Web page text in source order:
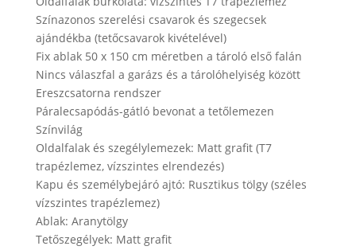
Színazonos szerelési csavarok és szegecsek
ajándékba (tetőcsavarok kivételével)
Fix ablak 50 x 150 cm méretben a tároló első falán
Nincs válaszfal a garázs és a tárolóhelyiség között
Ereszcsatorna rendszer
Páralecsapódás-gátló bevonat a tetőlemezen
Színvilág
Oldalfalak és szegélylemezek: Matt grafit (T7
trapézlemez, vízszintes elrendezés)
Kapu és személybejáró ajtó: Rusztikus tölgy (széles
vízszintes trapézlemez)
Ablak: Aranytölgy
Tetőszegélyek: Matt grafit